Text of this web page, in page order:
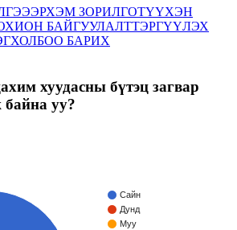
ЭРХЭМ ЗОРИЛГОТҮҮХЭН
БАЙГУУЛАЛТТЭРГҮҮЛЭХ
ХОЛБОО БАРИХ
хуудасны бүтэц загвар
байна уу?
Сайн
Дунд
Муу